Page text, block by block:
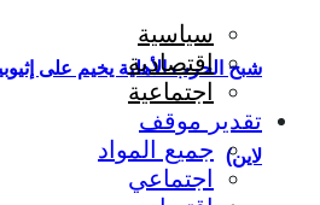
شبح الحرب الأهلية يخيم على
لاين)
سياسية
اقتصادية
اجتماعية
تقدير موقف
جميع المواد
اجتماعي